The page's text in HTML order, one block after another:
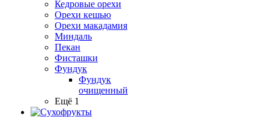
Кедровые орехи
Орехи кешью
Орехи макадамия
Миндаль
Пекан
Фисташки
Фундук
Фундук
очищенный
Ещё 1